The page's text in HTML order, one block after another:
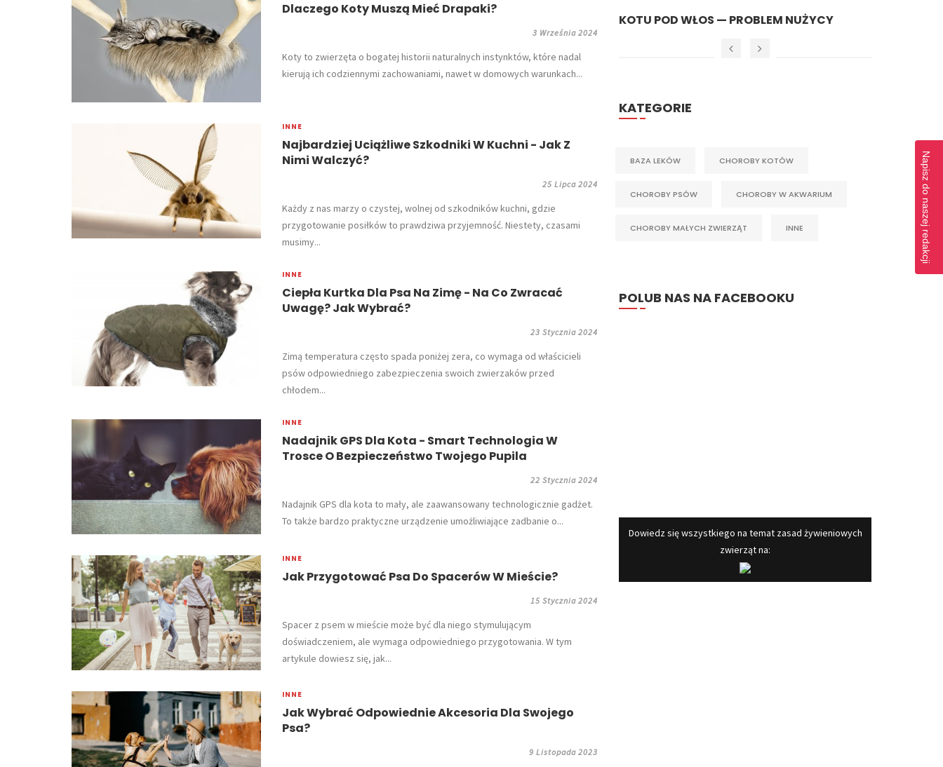
Dlaczego Koty Muszą Mieć Drapaki?
3 Września 2024
​Koty to zwierzęta o bogatej historii naturalnych instynktów, które nadal
kierują ich codziennymi zachowaniami, nawet w domowych warunkach...
INNE
Najbardziej Uciążliwe Szkodniki W Kuchni - Jak Z
Nimi Walczyć?
25 Lipca 2024
Każdy z nas marzy o czystej, wolnej od szkodników kuchni, gdzie
przygotowanie posiłków to prawdziwa przyjemność. Niestety, czasami
musimy...
INNE
Ciepła Kurtka Dla Psa Na Zimę - Na Co Zwracać
Uwagę? Jak Wybrać?
23 Stycznia 2024
​Zimą temperatura często spada poniżej zera, co wymaga od właścicieli
psów odpowiedniego zabezpieczenia swoich zwierzaków przed
chłodem...
INNE
Nadajnik GPS Dla Kota - Smart Technologia W
Trosce O Bezpieczeństwo Twojego Pupila
22 Stycznia 2024
​Nadajnik GPS dla kota to mały, ale zaawansowany technologicznie gadżet.
To także bardzo praktyczne urządzenie umożliwiające zadbanie o...
INNE
Jak Przygotować Psa Do Spacerów W Mieście?
15 Stycznia 2024
Spacer z psem w mieście może być dla niego stymulującym
doświadczeniem, ale wymaga odpowiedniego przygotowania. W tym
artykule dowiesz się, jak...
INNE
Jak Wybrać Odpowiednie Akcesoria Dla Swojego
Psa?
9 Listopada 2023
Hamak I Półki Dla Kota – Jak Urządzić
Kotu Domowy Kącik Zabaw?
KOTU POD WŁOS — PROBLEM NUŻYCY
Jak Przygotować Psa Do Spacerów W
KATEGORIE
POLUB NAS NA FACEBOOKU
​Dowiedz się wszystkiego na temat zasad żywieniowych
zwierząt na:
Napisz do naszej redakcji